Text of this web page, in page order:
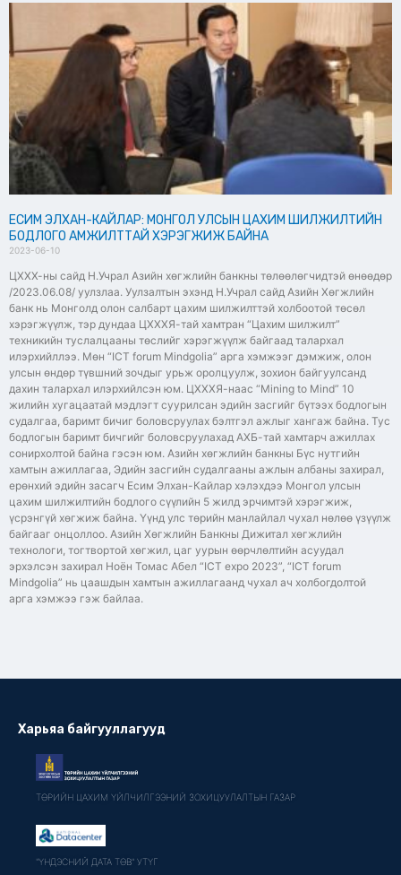
ЕСИМ ЭЛХАН-КАЙЛАР: МОНГОЛ УЛСЫН ЦАХИМ ШИЛЖИЛТИЙН
БОДЛОГО АМЖИЛТТАЙ ХЭРЭГЖИЖ БАЙНА
2023-06-10
ЦХХХ-ны сайд Н.Учрал Азийн хөгжлийн банкны төлөөлөгчидтэй өнөөдөр
/2023.06.08/ уулзлаа. Уулзалтын эхэнд Н.Учрал сайд Азийн Хөгжлийн
банк нь Монголд олон салбарт цахим шилжилттэй холбоотой төсөл
хэрэгжүүлж, тэр дундаа ЦХХХЯ-тай хамтран “Цахим шилжилт”
техникийн туслалцааны төслийг хэрэгжүүлж байгаад талархал
илэрхийллээ. Мөн “ICT forum Mindgolia” арга хэмжээг дэмжиж, олон
улсын өндөр түвшний зочдыг урьж оролцуулж, зохион байгуулсанд
дахин талархал илэрхийлсэн юм. ЦХХХЯ-наас “Mining to Mind” 10
жилийн хугацаатай мэдлэгт суурилсан эдийн засгийг бүтээх бодлогын
судалгаа, баримт бичиг боловсруулах бэлтгэл ажлыг хангаж байна. Тус
бодлогын баримт бичгийг боловсруулахад АХБ-тай хамтарч ажиллах
сонирхолтой байна гэсэн юм. Азийн хөгжлийн банкны Бүс нутгийн
хамтын ажиллагаа, Эдийн засгийн судалгааны ажлын албаны захирал,
ерөнхий эдийн засагч Есим Элхан-Кайлар хэлэхдээ Монгол улсын
цахим шилжилтийн бодлого сүүлийн 5 жилд эрчимтэй хэрэгжиж,
үсрэнгүй хөгжиж байна. Үүнд улс төрийн манлайлал чухал нөлөө үзүүлж
байгааг онцоллоо. Азийн Хөгжлийн Банкны Дижитал хөгжлийн
технологи, тогтвортой хөгжил, цаг уурын өөрчлөлтийн асуудал
эрхэлсэн захирал Ноён Томас Абел “ICT expo 2023”, “ICT forum
Mindgolia” нь цаашдын хамтын ажиллагаанд чухал ач холбогдолтой
арга хэмжээ гэж байлаа.
Харьяа байгууллагууд
ТӨРИЙН ЦАХИМ ҮЙЛЧИЛГЭЭНИЙ ЗОХИЦУУЛАЛТЫН ГАЗАР
"ҮНДЭСНИЙ ДАТА ТӨВ" УТҮГ